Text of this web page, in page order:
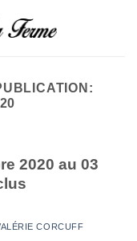
2020 au 03
CORCUFF